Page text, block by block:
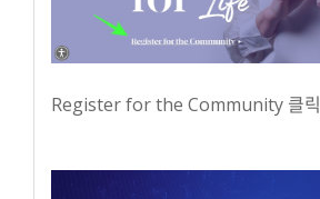
Register for the Community 클릭